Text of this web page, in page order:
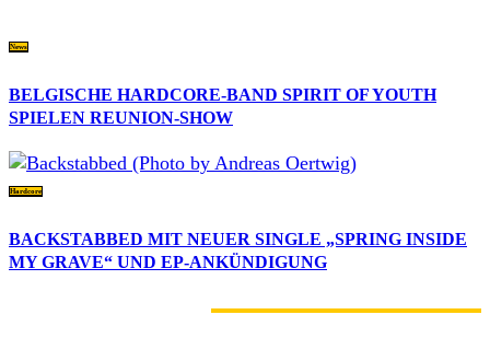
News
BELGISCHE HARDCORE-BAND SPIRIT OF YOUTH
SPIELEN REUNION-SHOW
Hardcore
BACKSTABBED MIT NEUER SINGLE „SPRING INSIDE
MY GRAVE“ UND EP-ANKÜNDIGUNG